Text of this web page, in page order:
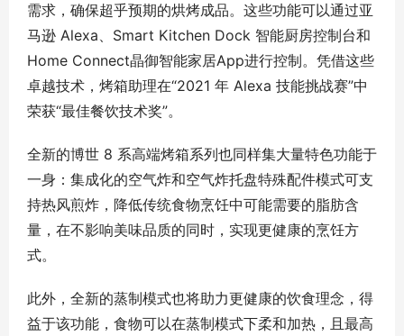
需求，确保超乎预期的烘烤成品。这些功能可以通过亚
马逊 Alexa、Smart Kitchen Dock 智能厨房控制台和
Home Connect晶御智能家居App进行控制。凭借这些
卓越技术，烤箱助理在“2021 年 Alexa 技能挑战赛”中
荣获“最佳餐饮技术奖”。
全新的博世 8 系高端烤箱系列也同样集大量特色功能于
一身：集成化的空气炸和空气炸托盘特殊配件模式可支
持热风煎炸，降低传统食物烹饪中可能需要的脂肪含
量，在不影响美味品质的同时，实现更健康的烹饪方
式。
此外，全新的蒸制模式也将助力更健康的饮食理念，得
益于该功能，食物可以在蒸制模式下柔和加热，且最高